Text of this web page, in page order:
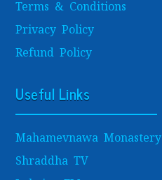
Terms & Conditions
Privacy Policy
Refund Policy
Useful Links
Mahamevnawa Monastery
Shraddha TV